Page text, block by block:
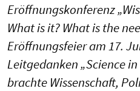
Eröffnungskonferenz
What is it? What is the
Eröffnungsfeier am 17.
Leitgedanken „Science
brachte Wissenschaft,